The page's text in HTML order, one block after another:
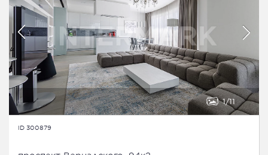
1 11
ID 300879